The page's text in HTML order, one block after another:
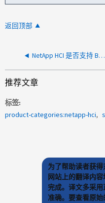
返回顶部
NetApp HCI 是否支持 Broadcom BES-53248 交换机？
推荐文章
标签
product-categories:netapp-hci
为了帮助读者获
网站上的翻译内
完成。译文多采
准确。要查看原